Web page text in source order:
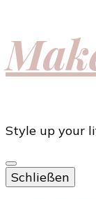
Style up your
Schließen